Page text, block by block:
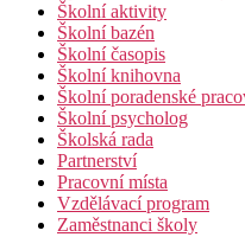
Školní aktivity
Školní bazén
Školní časopis
Školní knihovna
Školní poradenské
Školní psycholog
Školská rada
Partnerství
Pracovní místa
Vzdělávací program
Zaměstnanci školy